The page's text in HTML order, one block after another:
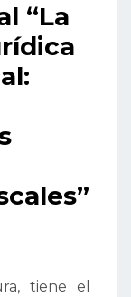
“La
tiene el